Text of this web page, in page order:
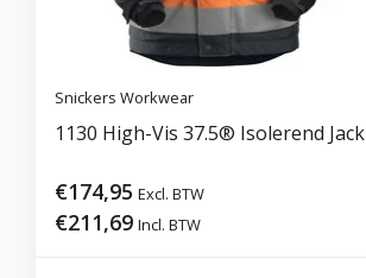
Snickers Workwear
1130 High-Vis 37.5® Isolerend Jack
€174,95 Excl. BTW
€211,69 Incl. BTW